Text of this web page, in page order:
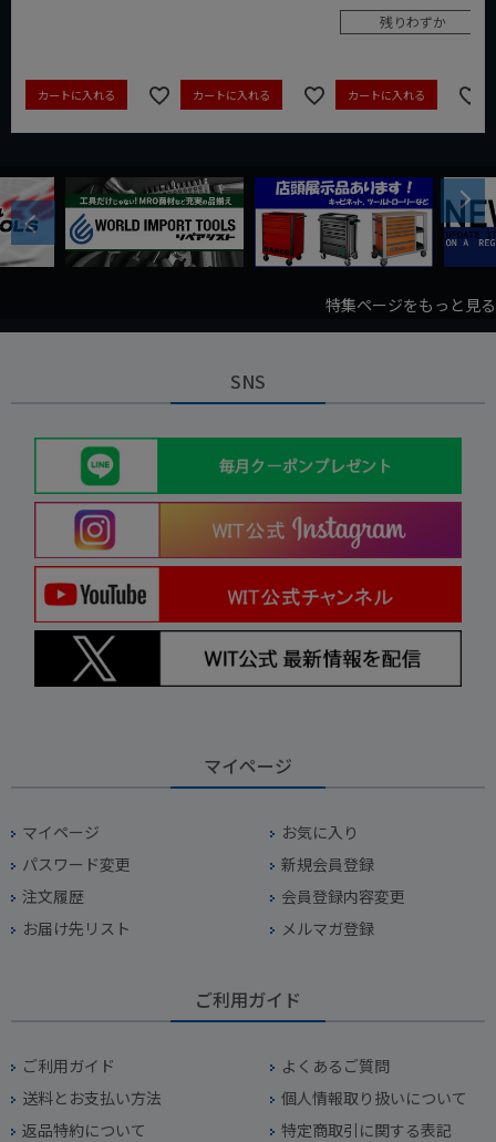
カートに入れる カートに入れる
残りわずか
カートに入れる
Previous
Next
特集ページをもっと見る
SNS
マイページ
マイページ
お気に入り
パスワード変更
新規会員登録
注文履歴
会員登録内容変更
お届け先リスト
メルマガ登録
ご利用ガイド
ご利用ガイド
よくあるご質問
送料とお支払い方法
個人情報取り扱いについて
返品特約について
特定商取引に関する表記